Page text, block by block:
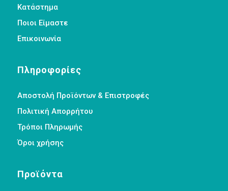
Κατάστημα
Ποιοι Είμαστε
Επικοινωνία
Πληροφορίες
Αποστολή Προϊόντων & Επιστροφές
Πολιτική Απορρήτου
Τρόποι Πληρωμής
Όροι χρήσης
Προϊόντα